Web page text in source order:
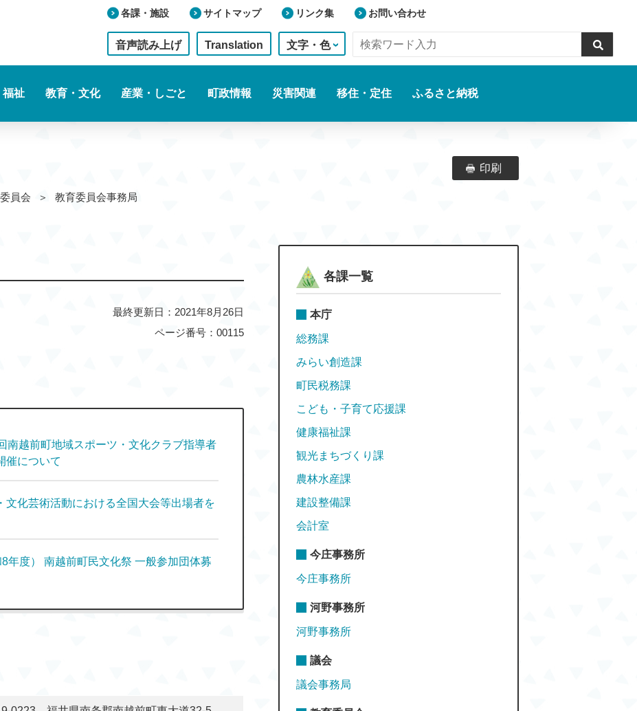
各課・施設 サイトマップ リンク集 お問い合わせ
音声読み上げ Translation 文字・色
福祉 教育・文化 産業・しごと 町政情報 災害関連 移住・定住 ふるさと納税
員会 教育委員会事務局
印刷
最終更新日：2021年8月26日
ページ番号：00115
南越前町地域スポーツ・文化クラブ指導者
催について
文化芸術活動における全国大会等出場者を
年度） 南越前町民文化祭 一般参加団体募
各課一覧
本庁
総務課
みらい創造課
町民税務課
こども・子育て応援課
健康福祉課
観光まちづくり課
農林水産課
建設整備課
会計室
今庄事務所
今庄事務所
河野事務所
河野事務所
議会
議会事務局